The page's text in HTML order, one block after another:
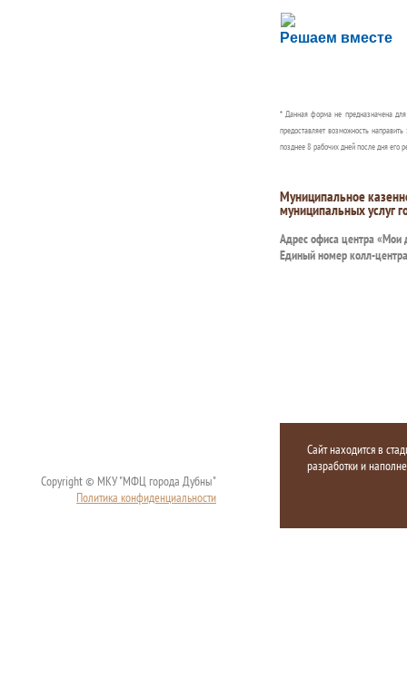
Решаем вместе
Сложности с
Сообщите об этом
* Данная форма не предназначена
предоставляет возможность
позднее 8 рабочих дней после дня его
Муниципальное
муниципальных услуг
Адрес офиса центра «Мои
Единый номер колл-
Copyright © МКУ "МФЦ города Дубны"
Политика конфиденциальности
Сайт находится в
разработки и